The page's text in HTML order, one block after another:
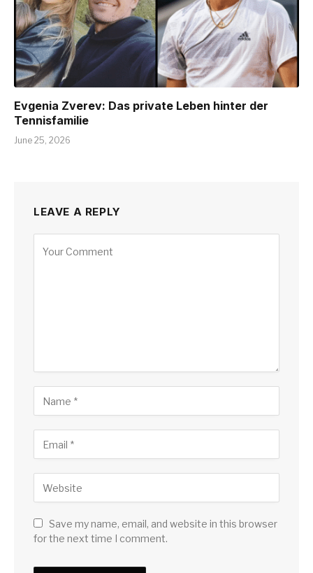
Evgenia Zverev: Das private Leben hinter der
Tennisfamilie
June 25, 2026
LEAVE A REPLY
Save my name, email, and website in this browser
for the next time I comment.